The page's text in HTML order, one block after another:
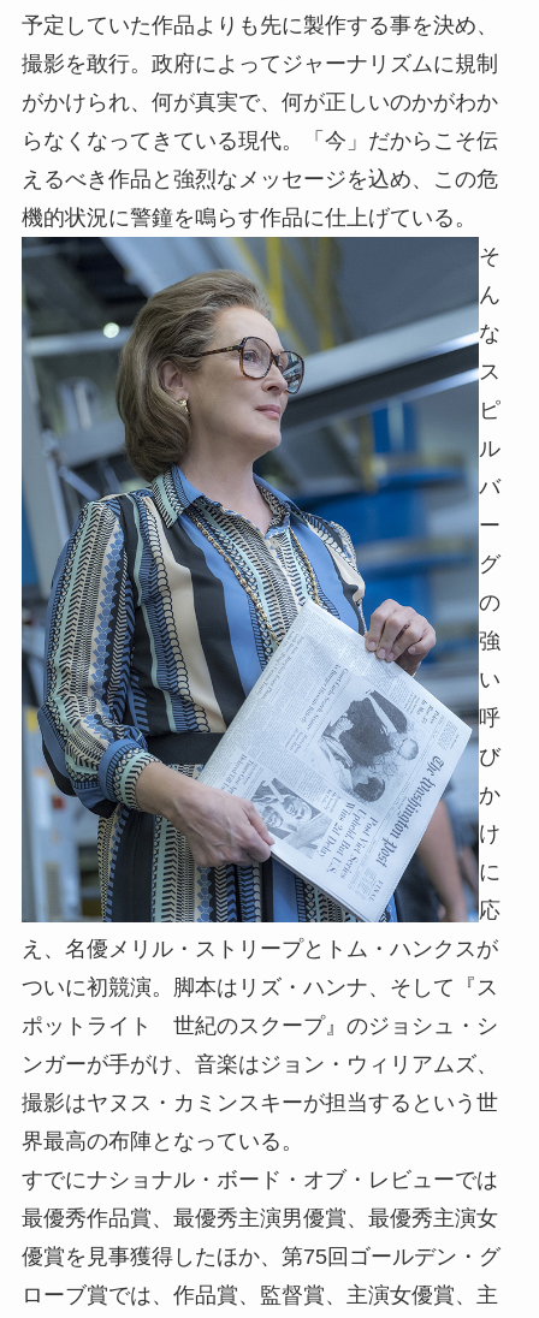
予定していた作品よりも先に製作する事を決め、
撮影を敢行。政府によってジャーナリズムに規制
がかけられ、何が真実で、何が正しいのかがわか
らなくなってきている現代。「今」だからこそ伝
えるべき作品と強烈なメッセージを込め、この危
機的状況に警鐘を鳴らす作品に仕上げている。
そ
ん
な
ス
ピ
ル
バ
ー
グ
の
強
い
呼
び
か
け
に
応
え、名優メリル・ストリープとトム・ハンクスが
ついに初競演。脚本はリズ・ハンナ、そして『ス
ポットライト 世紀のスクープ』のジョシュ・シ
ンガーが手がけ、音楽はジョン・ウィリアムズ、
撮影はヤヌス・カミンスキーが担当するという世
界最高の布陣となっている。
すでにナショナル・ボード・オブ・レビューでは
最優秀作品賞、最優秀主演男優賞、最優秀主演女
優賞を見事獲得したほか、第75回ゴールデン・グ
ローブ賞では、作品賞、監督賞、主演女優賞、主